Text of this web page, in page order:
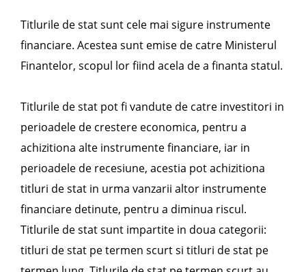
Titlurile de stat sunt cele mai sigure instrumente
financiare. Acestea sunt emise de catre Ministerul
Finantelor, scopul lor fiind acela de a finanta statul.
Titlurile de stat pot fi vandute de catre investitori in
perioadele de crestere economica, pentru a
achizitiona alte instrumente financiare, iar in
perioadele de recesiune, acestia pot achizitiona
titluri de stat in urma vanzarii altor instrumente
financiare detinute, pentru a diminua riscul.
Titlurile de stat sunt impartite in doua categorii:
titluri de stat pe termen scurt si titluri de stat pe